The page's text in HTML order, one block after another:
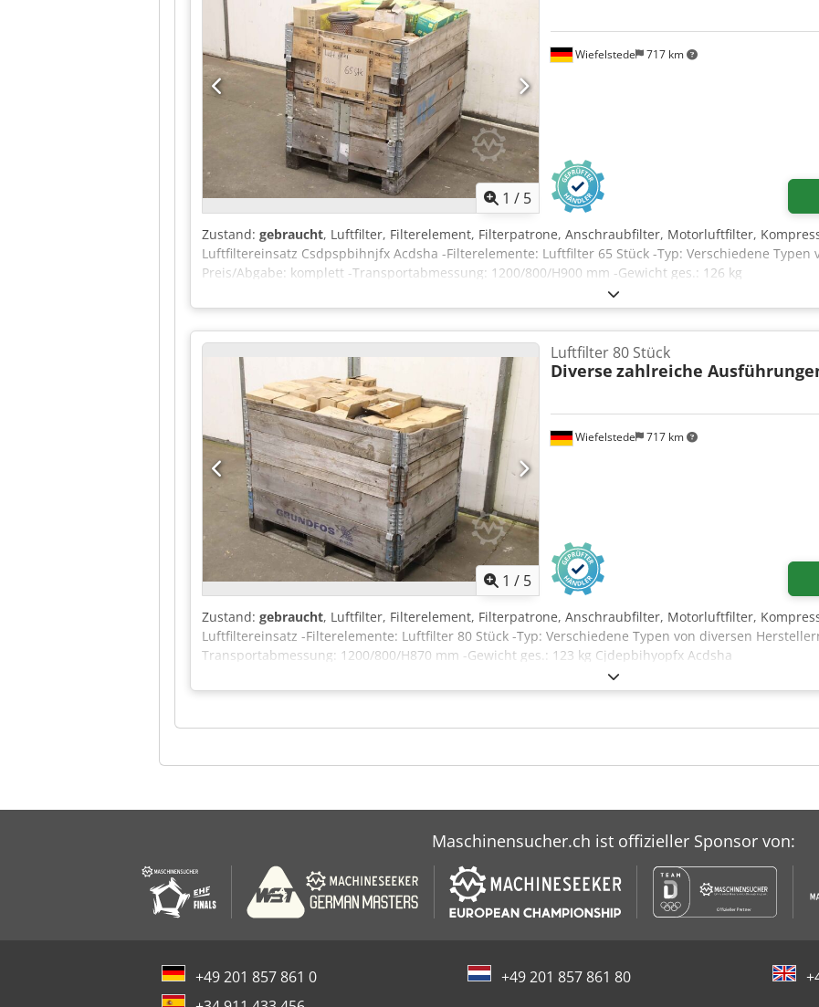
1 / 5
Wiefelstede 717 km
Zustand: gebraucht, Luftfilter, Filterelement, Filterpatrone, Anschraubfilter, Motorluftfilter,
Luftfiltereinsatz Csdpspbihnjfx Acdsha -Filterelemente: Luftfilter 65 Stück -Typ: Verschiedene Typen
Preis/Abgabe: komplett -Transportabmessung: 1200/800/H900 mm -Gewicht ges.: 126 kg
1 / 5
Wiefelstede 717 km
Luftfilter 80 Stück
Diverse zahlreiche
Zustand: gebraucht, Luftfilter, Filterelement, Filterpatrone, Anschraubfilter, Motorluftfilter,
Luftfiltereinsatz -Filterelemente: Luftfilter 80 Stück -Typ: Verschiedene Typen von diversen
Transportabmessung: 1200/800/H870 mm -Gewicht ges.: 123 kg Cjdepbihyopfx Acdsha
Maschinensucher.ch ist offizieller Sponsor von:
+49 201 857 861 0 +49 201 857 861 80